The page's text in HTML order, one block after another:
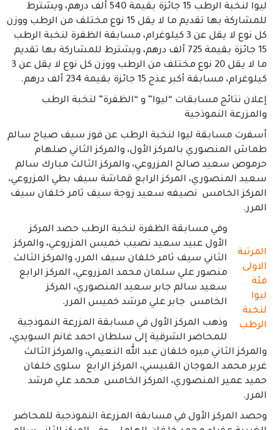
ليوا لنخبة الرطب 15 جائزة بقيمة 540 ألف درهم، ويشترط
للمشاركة بها تقديم ما لا يقل 15 نوع مختلف من الرطب ووزن
كل نوع لا يقل عن 3 كيلوغرام، مسابقة الظفرة لنخبة الرطب
15 جائزة بقيمة 725 ألف درهم، ويشترط للمشاركة بها تقديم
ما لا يقل 20 نوع مختلف من الرطب ووزن كل نوع لا يقل عن 3
كيلوغرام، مسابقة أكبر عذج 15 جائزة بقيمة 234 ألف درهم.
إعلان نتائج مسابقات “ليوا” و “الظفرة” لنخبة الرطب
والمزرعة النموذجية
أسفرت مسابقة ليوا لنخبة الرطب عن فوز سيف صياح سالم
طماش المنصوري بالمركز الأول، والمركز الثاني صلهام
حرموص سعيد صالح المزروعي، والمركز الثالث مبارك سالم
سعيد المنصوري، المركز الرابع قماشة سيف بطي المزروعي،
المركز الخامس نصيفه سعيد زوجة سيف ثامر خلفان سيف
المرر.
المرتبة
الاولى
فئة
ليوا
لنخبة
الرطب
وفي مسابقة الظفرة لنخبة الرطب حصد المركز
الأول عبيد سعيد نصيب خميس المزروعي، والمركز
الثاني سيف ثامر خلفان سيف المرر، والمركز الثالث
منصور علي سلمان محمد المزروعي، المركز الرابع
سعيد سالم جابر سعيد المنصوري، المركز
الخامس جابر علي مرشد خميس المرر.
وذهب المركز الأول في مسابقة المزرعة النموذجية
للمحاضر الشرقية إلى سلطان احمد غانم السويدي،
والمركز الثاني ميره خلفان عبد الله النعيمي، والمركز الثالث
غرير محمد العوجان القبيسي، المركز الرابع سلوى خلفان
حميد عمير المنصوري، المركز الخامس محمد علي مرشد
المرر.
وحصد المركز الأول في مسابقة المزرعة النموذجية للمحاضر